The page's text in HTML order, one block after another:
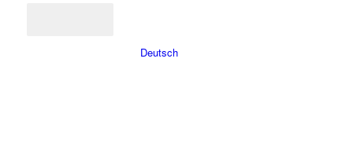
Deutsch